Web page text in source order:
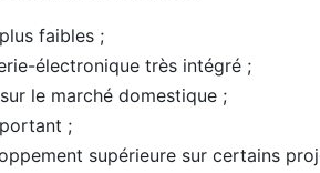
faibles ;
électronique très intégré ;
le marché domestique ;
;
supérieure sur certains